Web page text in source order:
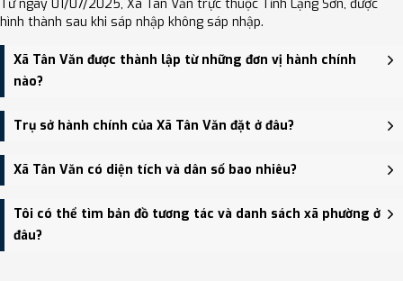
Từ ngày 01/07/2025, Xã Tân Văn trực thuộc Tỉnh Lạng Sơn, được
hình thành sau khi sáp nhập không sáp nhập.
Xã Tân Văn được thành lập từ những đơn vị hành chính
nào?
Xã Tân Văn được thành lập trên cơ sở sáp nhập Xã Hồng Thái
(huyện Bình Gia), Xã Bình La, Xã Tân Văn.
Trụ sở hành chính của Xã Tân Văn đặt ở đâu?
Trụ sở hành chính mới của Xã Tân Văn đặt tại Trụ sở Đảng ủy,
HĐND, UBND xã Hồng Thái - trung tâm khu vực thuận tiện giao
thông.
Xã Tân Văn có diện tích và dân số bao nhiêu?
Xã Tân Văn có Diện tích: 112.06 km², Dân số: 9,497 người, Mật độ
dân số: Khoảng 84.75 người/km²
Tôi có thể tìm bản đồ tương tác và danh sách xã phường ở
đâu?